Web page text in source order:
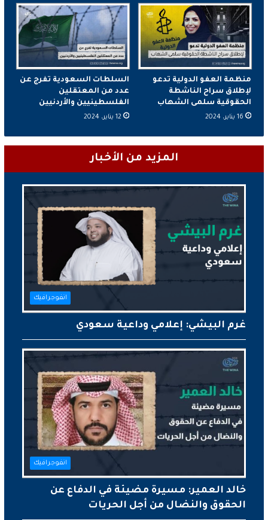
منظمة العفو الدولية تدعو
لإطلاق سراح الناشطة
الحقوقية سلمى الشهاب
16 يناير، 2024
السلطات السعودية تفرج عن
عدد من المعتقلين
الفلسطينيين والأردنيين
12 يناير، 2024
المزيد من الأخبار
انفوجرافيك
غرم البيشي: إعلامي وداعية سعودي
انفوجرافيك
خالد العمير: مسيرة مضيئة في الدفاع عن
الحقوق والنضال من أجل الحريات